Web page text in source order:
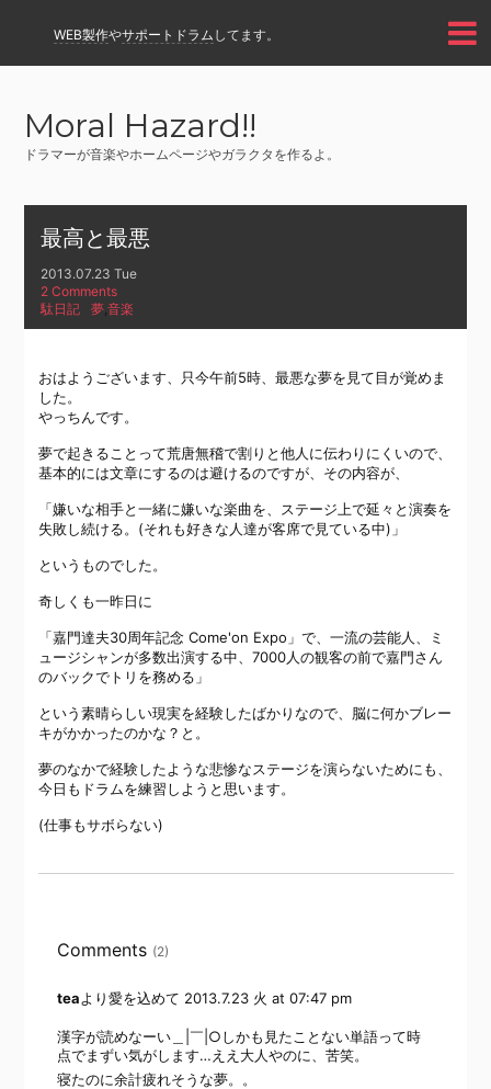
WEB製作やサポートドラム してます。
Moral Hazard!!
ドラマーが音楽やホームページやガラクタを作るよ。
最高と最悪
2013.07.23 Tue
2 Comments
駄日記
夢,音楽
おはようございます、只今午前5時、最悪な夢を見て目が覚めま
した。
やっちんです。
夢で起きることって荒唐無稽で割りと他人に伝わりにくいので、
基本的には文章にするのは避けるのですが、その内容が、
「嫌いな相手と一緒に嫌いな楽曲を、ステージ上で延々と演奏を
失敗し続ける。 (それも好きな人達が客席で見ている中)」
というものでした。
奇しくも一昨日に
「嘉門達夫30周年記念 Come'on Expo」で、一流の芸能人、ミ
ュージシャンが多数出演する中、7000人の観客の前で嘉門さん
のバックでトリを務める」
という素晴らしい現実を経験したばかりなので、脳に何かブレー
キがかかったのかな？と。
夢のなかで経験したような悲惨なステージを演らないためにも、
今日もドラムを練習しようと思います。
(仕事もサボらない)
Comments (2)
teaより愛を込めて 2013.7.23 火 at 07:47 pm
漢字が読めなーい＿|￣|○しかも見たことない単語って時
点でまずい気がします…ええ大人やのに、苦笑。
寝たのに余計疲れそうな夢。。